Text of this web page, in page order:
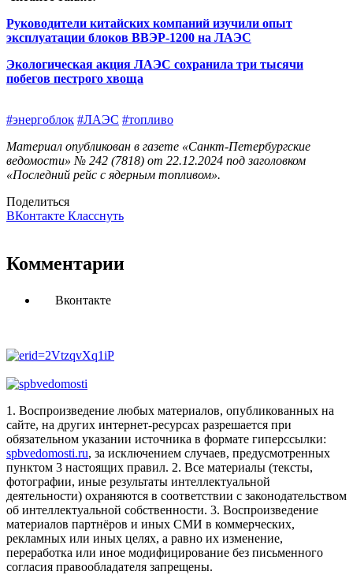
Руководители китайских компаний изучили опыт
эксплуатации блоков ВВЭР-1200 на ЛАЭС
Экологическая акция ЛАЭС сохранила три тысячи
побегов пестрого хвоща
#энергоблок #ЛАЭС #топливо
Материал опубликован в газете «Санкт-Петербургские
ведомости» № 242 (7818) от 22.12.2024 под заголовком
«Последний рейс с ядерным топливом».
Поделиться
ВКонтакте Класснуть
Комментарии
Вконтакте
1. Воспроизведение любых материалов, опубликованных на
сайте, на других интернет-ресурсах разрешается при
обязательном указании источника в формате гиперссылки:
spbvedomosti.ru, за исключением случаев, предусмотренных
пунктом 3 настоящих правил. 2. Все материалы (тексты,
фотографии, иные результаты интеллектуальной
деятельности) охраняются в соответствии с законодательством
об интеллектуальной собственности. 3. Воспроизведение
материалов партнёров и иных СМИ в коммерческих,
рекламных или иных целях, а равно их изменение,
переработка или иное модифицирование без письменного
согласия правообладателя запрещены.